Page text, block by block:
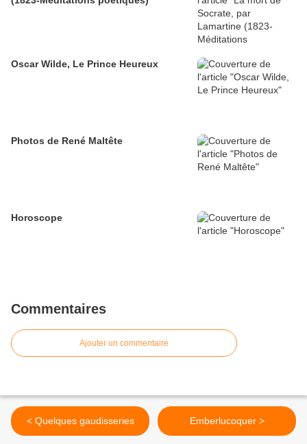
Oscar Wilde, Le Prince Heureux
Photos de René Maltête
Horoscope
Commentaires
Ajouter un commentaire
< Quelques gaudisseries Emberlucoquer >